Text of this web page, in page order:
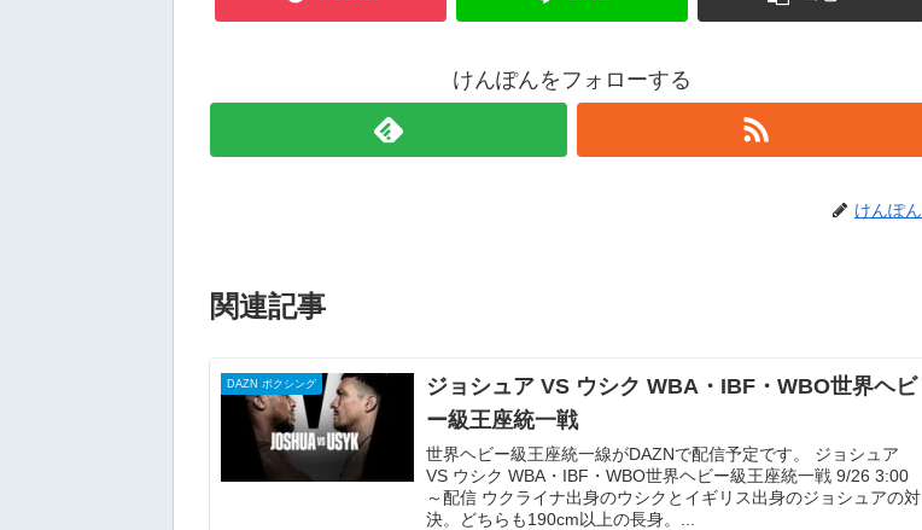
けんぽんをフォローする
けんぽん
関連記事
DAZN ボクシング
ジョシュア VS ウシク WBA・IBF・WBO世界ヘビ
ー級王座統一戦
世界ヘビー級王座統一線がDAZNで配信予定です。 ジョシュア
VS ウシク WBA・IBF・WBO世界ヘビー級王座統一戦 9/26 3:00
～配信 ウクライナ出身のウシクとイギリス出身のジョシュアの対
決。どちらも190cm以上の長身。...